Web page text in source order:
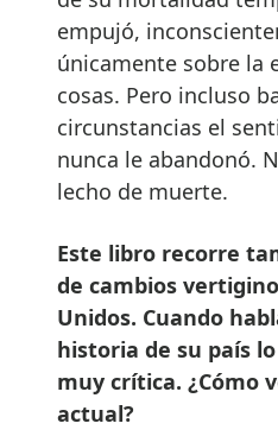
empujó,
únicamente sobre la
cosas. Pero incluso
circunstancias el
nunca le abandonó.
lecho de muerte.
Este libro recorre
de cambios
Unidos. Cuando
historia de su país
muy crítica. ¿Cómo
actual?